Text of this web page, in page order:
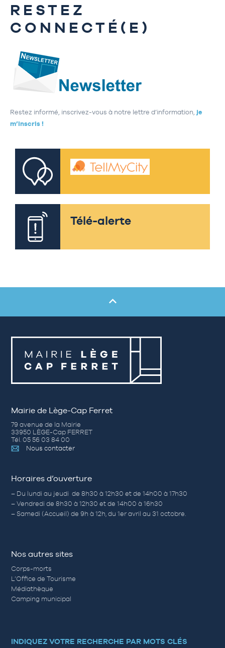
RESTEZ
CONNECTÉ(E)
Restez informé, inscrivez-vous à notre lettre d’information, je
m’inscris !
Télé-alerte
Mairie de Lège-Cap Ferret
79 avenue de la Mairie
33950 LÈGE-Cap FERRET
Tél. 05 56 03 84 00
Nous contacter
Horaires d’ouverture
– Du lundi au jeudi de 8h30 à 12h30 et de 14h00 à 17h30
– Vendredi de 8h30 à 12h30 et de 14h00 à 16h30
– Samedi (Accueil) de 9h à 12h, du 1er avril au 31 octobre.
Nos autres sites
Corps-morts
L’Office de Tourisme
Médiathèque
Camping municipal
INDIQUEZ VOTRE RECHERCHE PAR MOTS CLÉS